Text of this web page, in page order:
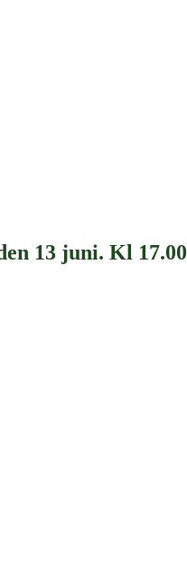
13 juni. Kl 17.00